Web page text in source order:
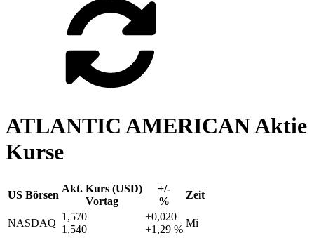
ATLANTIC AMERICAN Aktie
Kurse
US Börsen
Akt. Kurs (USD)
Vortag
+/-
%
Zeit
NASDAQ
1,570
1,540
+0,020
+1,29 %
Mi